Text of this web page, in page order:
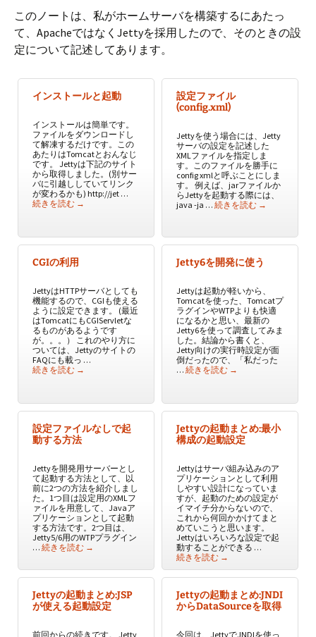
このノートは、私がホームサーバを構築するにあたっ
て、ApacheではなくJettyを採用したので、そのときの設
定について記述してあります。
インストールと起動
インストールは簡単です。
ファイルをダウンロードし
て解凍するだけです。この
あたりはTomcatとおんなじ
です。 Jettyは下記のサイト
から取得しました。(別サー
バに引越ししていてリンク
が変わるかも) http://jet …
続きを読む インストールと起動
→
設定ファイル
(config.xml)
Jettyを使う場合には、Jetty
サーバの設定を記述した
XMLファイルを指定しま
す。このファイルを勝手に
config xmlと呼ぶことにしま
す。 例えば、jarファイルか
らJettyを起動する際には、
java -ja … 続きを読む 設定ファイル
→
CGIの利用
JettyはHTTPサーバとしても
機能するので、CGIも使える
ように設定できます。 (最近
はTomcatにもCGIServletな
るものがあるようです
が。。。） これのやり方に
ついては、Jettyのサイトの
FAQにも載っ …
続きを読む CGIの利用
→
Jetty6を開発に使う
Jettyは起動が軽いから、
Tomcatを使った、Tomcatプ
ラグインやWTPよりも快適
になるかと思い、最新の
Jetty6を使って調査してみま
した。結論から書くと、
Jetty向けの実行時設定が面
倒だったので、「私だった
… 続きを読む Jetty6を開発に使う
→
設定ファイルなしで起
動する方法
Jettyを開発用サーバーとし
て起動する方法として、以
前に2つの方法を紹介しまし
た。1つ目は設定用のXMLフ
ァイルを用意して、Javaア
プリケーションとして起動
する方法です。2つ目は、
Jetty5/6用のWTPプラグイン
… 続きを読む 設定ファイルなしで起動する方法
→
Jettyの起動まとめ:最小
構成の起動設定
Jettyはサーバ組み込みのア
プリケーションとして利用
しやすい設計になっていま
すが、起動のための設定が
イマイチ分からないので、
これから何回かかけてまと
めていこうと思います。
Jettyはいろいろな設定で起
動することができる …
続きを読む Jettyの起動まとめ:最小
→
Jettyの起動まとめ:JSP
が使える起動設定
前回からの続きです。 Jetty
Jettyの起動まとめ:JNDI
からDataSourceを取得
今回は、JettyでJNDIを使っ